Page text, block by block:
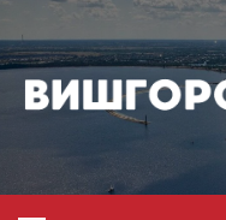
до
вмісту